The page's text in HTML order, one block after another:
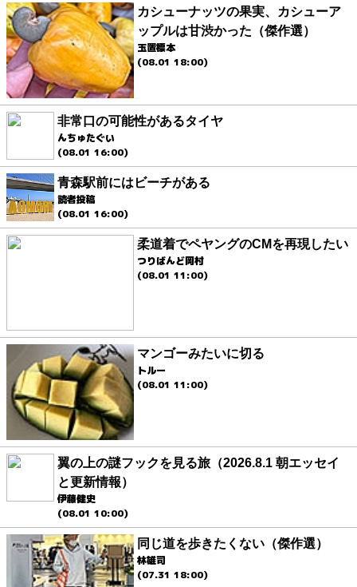
カシューナッツの果実、カシューア
ップルは甘渋かった（傑作選）
玉置標本
(08.01 18:00)
非常口の可能性があるタイヤ
んちゅたぐい
(08.01 16:00)
青森駅前にはビーチがある
読者投稿
(08.01 16:00)
柔道着でペヤングのCMを再現したい
つりばんど岡村
(08.01 11:00)
マンゴーみたいに切る
トルー
(08.01 11:00)
翼の上の謎フックを見る旅（2026.8.1 朝エッセイ
と更新情報）
伊藤健史
(08.01 10:00)
同じ道を歩きたくない（傑作選）
林雄司
(07.31 18:00)